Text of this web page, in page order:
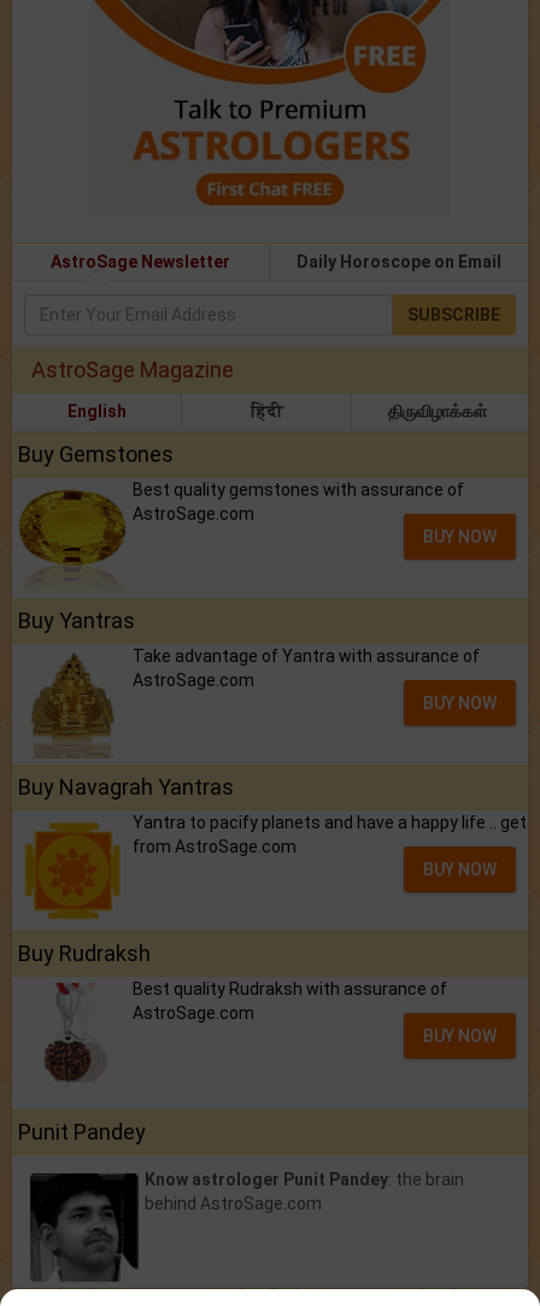
AstroSage Newsletter Daily Horoscope on Email
SUBSCRIBE
AstroSage Magazine
English हिंदी திருவிழாக்கள்
Buy Gemstones
Best quality gemstones with assurance of
AstroSage.com
BUY NOW
Buy Yantras
Take advantage of Yantra with assurance of
AstroSage.com
BUY NOW
Buy Navagrah Yantras
Yantra to pacify planets and have a happy life .. get
from AstroSage.com
BUY NOW
Buy Rudraksh
Best quality Rudraksh with assurance of
AstroSage.com
BUY NOW
Punit Pandey
Know astrologer Punit Pandey: the brain
behind AstroSage.com